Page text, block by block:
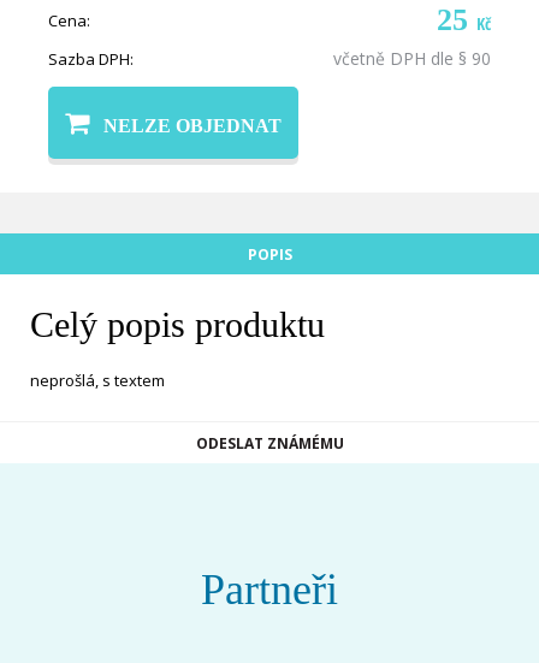
Cena: 25 Kč
Sazba DPH: včetně DPH dle § 90
NELZE OBJEDNAT
POPIS
Celý popis produktu
neprošlá, s textem
ODESLAT ZNÁMÉMU
Partneři